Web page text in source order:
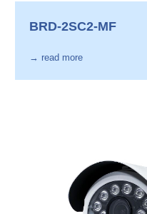
BRD-2SC2-MF
→ read more